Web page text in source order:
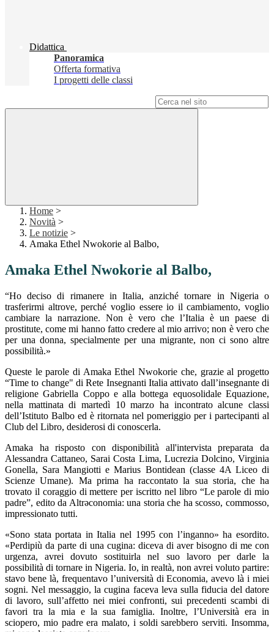
Didattica
Panoramica
Offerta formativa
I progetti delle classi
Home >
Novità >
Le notizie >
Amaka Ethel Nwokorie al Balbo,
Amaka Ethel Nwokorie al Balbo,
“Ho deciso di rimanere in Italia, anziché tornare in Nigeria o
trasferirmi altrove, perché voglio essere io il cambiamento, voglio
cambiare la narrazione. Non è vero che l’Italia è un paese di
prostitute, come mi hanno fatto credere al mio arrivo; non è vero che
per una donna, specialmente per una migrante, non ci sono altre
possibilità.»
Queste le parole di Amaka Ethel Nwokorie che, grazie al progetto
“Time to change" di Rete Insegnanti Italia attivato dall’insegnante di
religione Gabriella Coppo e alla bottega equosolidale Equazione,
nella mattinata di martedì 10 marzo ha incontrato alcune classi
dell’Istituto Balbo ed è ritornata nel pomeriggio per i partecipanti al
Club del Libro, desiderosi di conoscerla.
Amaka ha risposto con disponibilità all'intervista preparata da
Alessandra Cattaneo, Sarai Costa Lima, Lucrezia Dolcino, Virginia
Gonella, Sara Mangiotti e Marius Bontidean (classe 4A Liceo di
Scienze Umane). Ma prima ha raccontato la sua storia, che ha
trovato il coraggio di mettere per iscritto nel libro “Le parole di mio
padre”, edito da Altrəconomia: una storia che ha scosso, commosso,
impressionato tutti.
«Sono stata portata in Italia nel 1995 con l’inganno» ha esordito.
«Perdipiù da parte di una cugina: diceva di aver bisogno di me con
urgenza, avrei dovuto sostituirla nel suo lavoro per darle la
possibilità di tornare in Nigeria. Io, in realtà, non avrei voluto partire:
stavo bene là, frequentavo l’università di Economia, avevo là i miei
sogni. Nel messaggio, la cugina faceva leva sulla fiducia del datore
di lavoro, sull’affetto nei miei confronti, sui precedenti scambi di
favori tra la mia e la sua famiglia. Inoltre, l’Università era in
sciopero, mio padre era malato, i soldi sarebbero serviti. Insomma,